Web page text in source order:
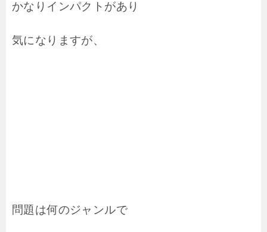
かなりインパクトがあり
気になりますが、
問題は何のジャンルで